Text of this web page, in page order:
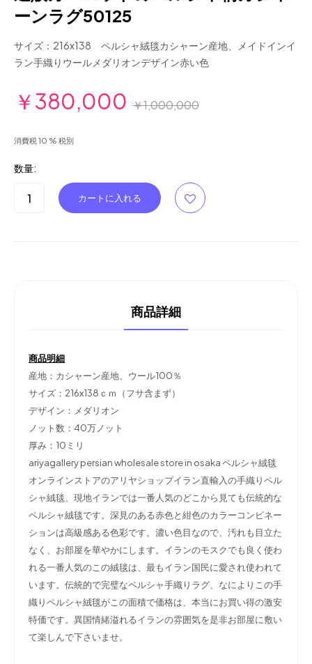
ーンラグ50125
サイズ：216x138 ペルシャ絨毯カシャーン産地、メイドインイ
ラン手織りウールメダリオンデザイン赤い色
￥380,000 ￥1,000,000
消費税 10 % 税別
数量:
商品詳細
商品明細
産地：カシャーン産地、ウール100％
サイズ：216x138ｃｍ（フサ含まず）
デザイン：メダリオン
ノット数：40万ノット
厚み：10ミリ
ariyagallery persian wholesale store in osaka ペルシャ絨毯
オンラインストアのアリヤショップイラン直輸入の手織りペル
シャ絨毯、現地イランでは一番人気のどこから見ても伝統的な
ペルシャ絨毯です。深見のある赤色と紺色のカラーコンビネー
ションは高級感ある色彩です。濃い色目なので、汚れも目立た
なく、お部屋を華やかにします。イランのモスクでも良く使わ
れる一番人気のこの絨毯は、最もイラン国民に愛され使われて
います。伝統的で完璧なペルシャ手織りラグ、なによりこの手
織りペルシャ絨毯がこの面積で価格は、本当にお買い得の激安
特価です。異国情緒溢れるイランの雰囲気を是非お部屋に敷い
て楽しんで下さいませ。